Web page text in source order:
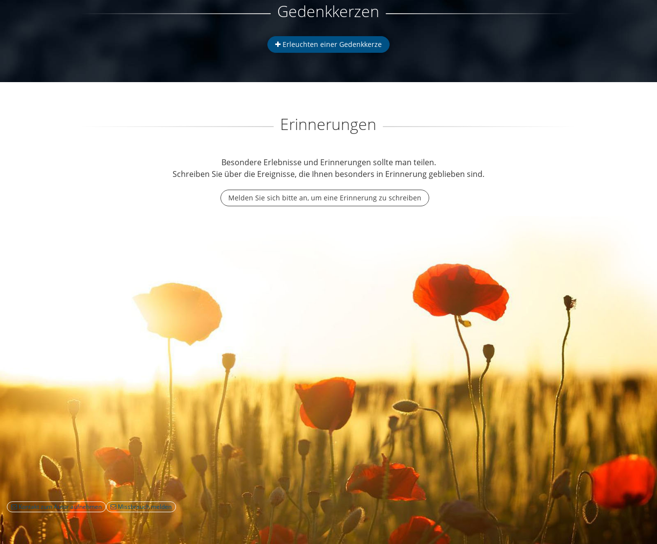
Gedenkkerzen
Erleuchten einer Gedenkkerze
Erinnerungen
Besondere Erlebnisse und Erinnerungen sollte man teilen.
Schreiben Sie über die Ereignisse, die Ihnen besonders in Erinnerung geblieben sind.
Melden Sie sich bitte an, um eine Erinnerung zu schreiben
Kontakt zum Autor aufnehmen Missbrauch melden